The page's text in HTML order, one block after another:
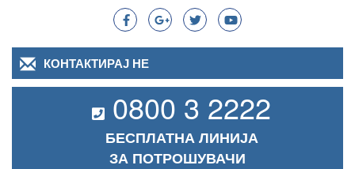
КОНТАКТИРАЈ НЕ
0800 3 2222
БЕСПЛАТНА ЛИНИЈА
ЗА ПОТРОШУВАЧИ